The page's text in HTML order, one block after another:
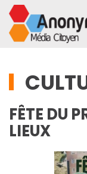
Accéder
FÊTE DU
LIEUX